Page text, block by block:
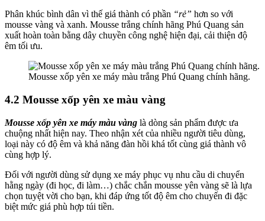
Phân khúc bình dân vì thế giá thành có phần “rẻ” hơn so với
mousse vàng và xanh. Mousse trắng chính hãng Phú Quang sản
xuất hoàn toàn bằng dây chuyền công nghệ hiện đại, cải thiện độ
êm tối ưu.
Mousse xốp yên xe máy màu trắng Phú Quang chính hãng.
4.2 Mousse xốp yên xe màu vàng
Mousse xốp yên xe máy màu vàng là dòng sản phẩm được ưa
chuộng nhất hiện nay. Theo nhận xét của nhiều người tiêu dùng,
loại này có độ êm và khả năng đàn hồi khá tốt cùng giá thành vô
cùng hợp lý.
Đối với người dùng sử dụng xe máy phục vụ nhu cầu di chuyển
hằng ngày (đi học, đi làm…) chắc chắn mousse yên vàng sẽ là lựa
chọn tuyệt vời cho bạn, khi đáp ứng tốt độ êm cho chuyến đi đặc
biệt mức giá phù hợp túi tiền.